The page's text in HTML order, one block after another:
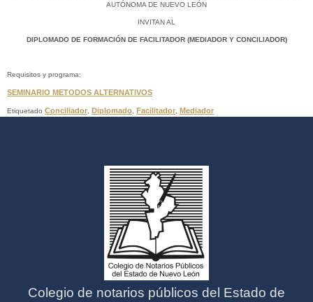
AUTÓNOMA DE NUEVO LEÓN
INVITAN AL
DIPLOMADO DE FORMACIÓN DE FACILITADOR (MEDIADOR Y CONCILIADOR)
Requisitos y programa:
SEMINARIO METODOS ALTERNATIVOS
Etiquetado Conciliador Diplomado Facilitador Mediador
Colegio de notarios públicos del Estado de